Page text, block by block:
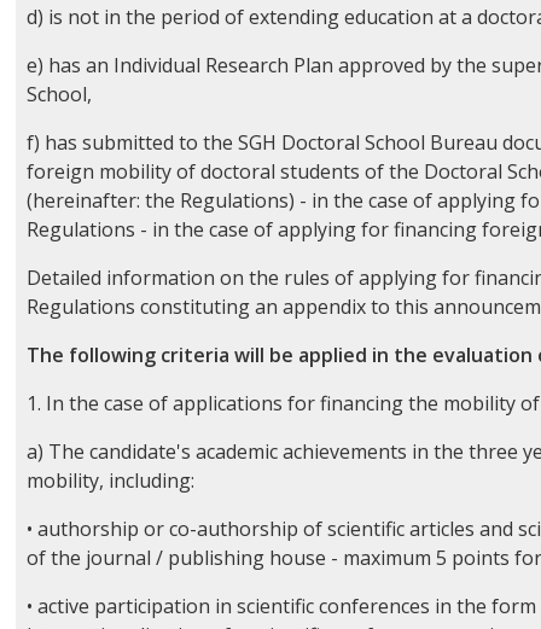
d) is not in the period of extending education at a
e) has an Individual Research Plan approved by the
School,
f) has submitted to the SGH Doctoral School Bureau
foreign mobility of doctoral students of the Doctoral
(hereinafter: the Regulations) - in the case of applying
Regulations - in the case of applying for financing
Detailed information on the rules of applying for
Regulations constituting an appendix to this
The following criteria will be applied in the
1. In the case of applications for financing the mobility
a) The candidate's academic achievements in the
mobility, including:
• authorship or co-authorship of scientific articles and
of the journal / publishing house - maximum 5 points
• active participation in scientific conferences in the